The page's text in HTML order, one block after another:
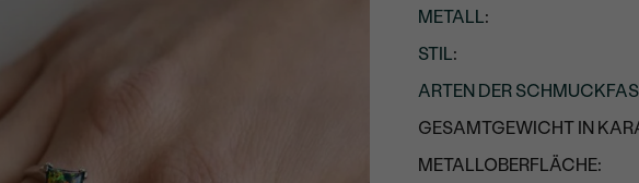
METALL:
STIL:
ARTEN DER
GESAMTGEWICHT IN
METALLOBERFLÄCHE: